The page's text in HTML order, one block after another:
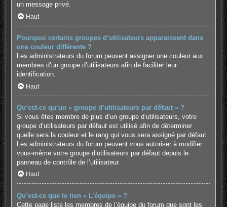
un message privé.
Haut
Pourquoi certains groupes d’utilisateurs apparaissent dans
une couleur différente ?
Les administrateurs du forum peuvent assigner une couleur aux
membres d’un groupe d’utilisateurs afin de faciliter leur
identification.
Haut
Qu’est-ce qu’un « groupe d’utilisateurs par défaut » ?
Si vous êtes membre de plus d’un groupe d’utilisateurs, votre
groupe d’utilisateurs par défaut est utilisé afin de déterminer
quelle sera la couleur et le rang qui vous sera assigné par défaut.
Les administrateurs du forum peuvent vous autoriser à modifier
vous-même votre groupe d’utilisateurs par défaut depuis le
panneau de contrôle de l’utilisateur.
Haut
Qu’est-ce que le lien « L’équipe » ?
Cette page liste les membres de l’équipe du forum que sont les